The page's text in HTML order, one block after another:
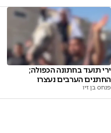
ירי תועד בחתונה הכפולה;
החתנים הערבים נעצרו
פנחס בן זיו